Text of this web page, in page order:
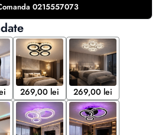
0215557073
269,00 lei 269,00 lei